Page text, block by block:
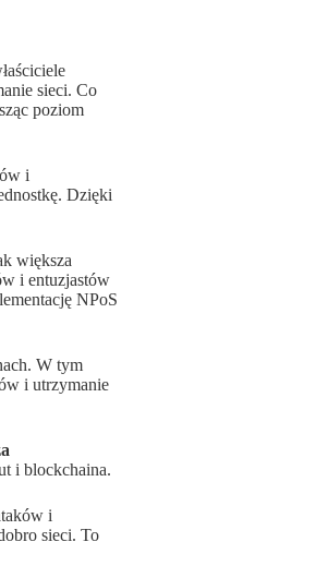
sieci. Co
poziom
i
Dzięki
większa
i entuzjastów
NPoS
W tym
i utrzymanie
i blockchaina.
i
sieci. To